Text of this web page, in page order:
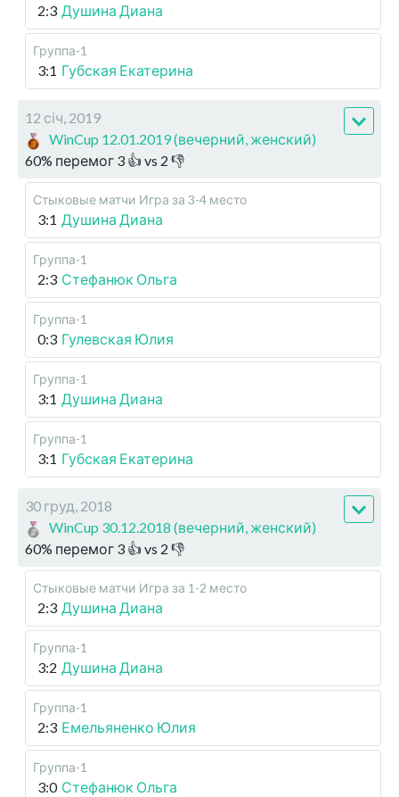
2:3 Душина Диана
Группа-1
3:1 Губская Екатерина
12 січ, 2019
WinCup 12.01.2019 (вечерний, женский)
60% перемог 3 👍 vs 2 👎
Стыковые матчи Игра за 3-4 место
3:1 Душина Диана
Группа-1
2:3 Стефанюк Ольга
Группа-1
0:3 Гулевская Юлия
Группа-1
3:1 Душина Диана
Группа-1
3:1 Губская Екатерина
30 груд, 2018
WinCup 30.12.2018 (вечерний, женский)
60% перемог 3 👍 vs 2 👎
Стыковые матчи Игра за 1-2 место
2:3 Душина Диана
Группа-1
3:2 Душина Диана
Группа-1
2:3 Емельяненко Юлия
Группа-1
3:0 Стефанюк Ольга